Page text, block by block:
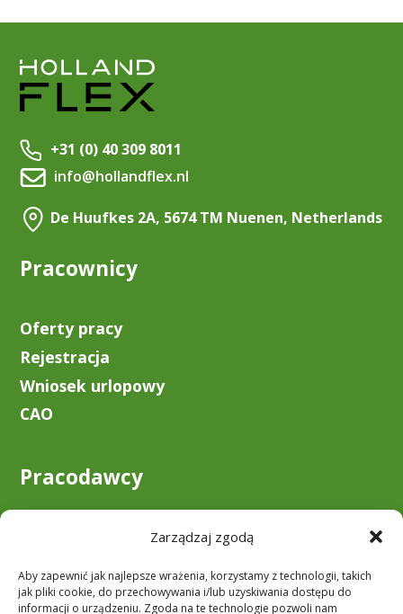
Zarządzaj zgodą
Aby zapewnić jak najlepsze wrażenia, korzystamy z technologii, takich
jak pliki cookie, do przechowywania i/lub uzyskiwania dostępu do
informacji o urządzeniu. Zgoda na te technologie pozwoli nam
+31 (0) 40 309 8011
info@hollandflex.nl
De Huufkes 2A, 5674 TM Nuenen, Netherlands
Pracownicy
Oferty pracy
Rejestracja
Wniosek urlopowy
CAO
Pracodawcy
Zostań klientem
Do pobrania